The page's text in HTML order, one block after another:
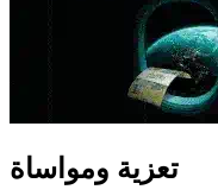
تعزية ومواساة